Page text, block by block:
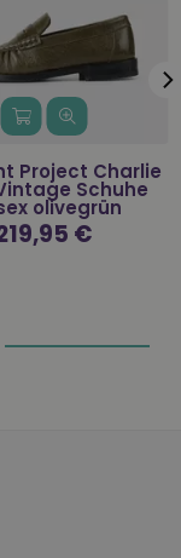
Project Charlie
Schuhe
olivegrün
€